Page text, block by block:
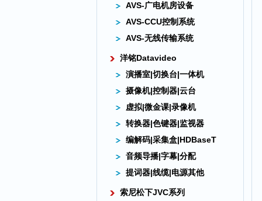
AVS-广电机房设备
AVS-CCU控制系统
AVS-无线传输系统
洋铭Datavideo
演播室|切换台|一体机
摄像机|控制器|云台
虚拟|微金课|录像机
转换器|色键器|监视器
编解码|采集盒|HDBaseT
音频导播|字幕|分配
提词器|线缆|电源其他
索尼松下JVC系列